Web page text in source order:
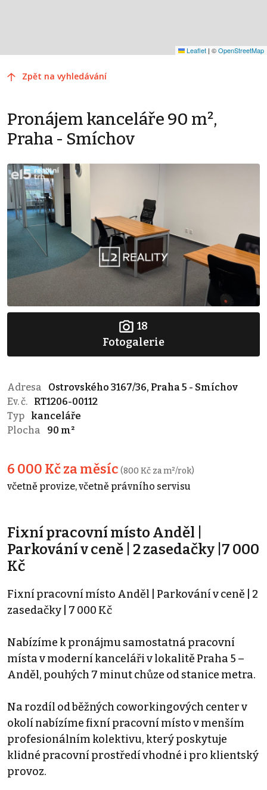
Leaflet | ©OpenStreetMap
Zpět na vyhledávání
Pronájem kanceláře 90 m²,
Praha - Smíchov
18
Fotogalerie
Adresa
Ostrovského 3167/36, Praha 5 - Smíchov
Ev. č.
RT1206-00112
Typ
kanceláře
Plocha
90 m²
6 000 Kč za měsíc (800 Kč za m²/rok)
včetně provize, včetně právního servisu
Fixní pracovní místo Anděl |
Parkování v ceně | 2 zasedačky |7 000
Kč
Fixní pracovní místo Anděl | Parkování v ceně | 2
zasedačky | 7 000 Kč
Nabízíme k pronájmu samostatná pracovní
místa v moderní kanceláři v lokalitě Praha 5 –
Anděl, pouhých 7 minut chůze od stanice metra.
Na rozdíl od běžných coworkingových center v
okolí nabízíme fixní pracovní místo v menším
profesionálním kolektivu, který poskytuje
klidné pracovní prostředí vhodné i pro klientský
provoz.